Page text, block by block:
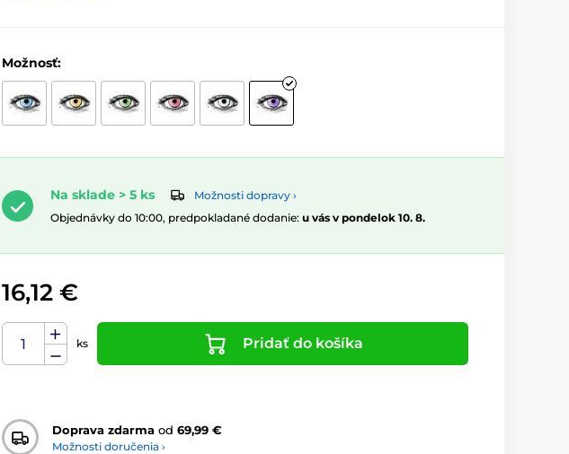
Možnosť:
Na sklade > 5 ks
Možnosti dopravy ›
Objednávky do 10:00, predpokladané dodanie: u vás v pondelok 10. 8.
16,12 €
ks Pridať do košíka
Doprava zdarma od 69,99 €
Možnosti doručenia ›